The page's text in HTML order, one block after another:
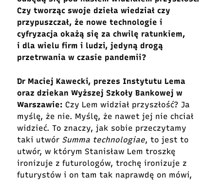
Czy tworząc swoje dzieła wiedział czy
przypuszczał, że nowe technologie i
cyfryzacja okażą się za chwilę ratunkiem,
i dla wielu firm i ludzi, jedyną drogą
przetrwania w czasie pandemii?
Dr Maciej Kawecki, prezes Instytutu Lema
oraz dziekan Wyższej Szkoły Bankowej w
Warszawie: Czy Lem widział przyszłość? Ja
myślę, że nie. Myślę, że nawet jej nie chciał
widzieć. To znaczy, jak sobie przeczytamy
taki utwór Summa technologiae, to jest to
utwór, w którym Stanisław Lem troszkę
ironizuje z futurologów, trochę ironizuje z
futurystów i on tam tak naprawdę on mówi,